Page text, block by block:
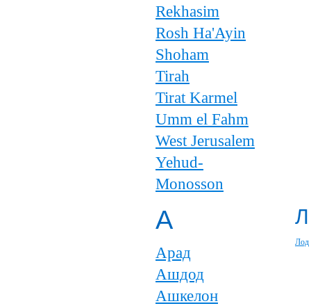
Rekhasim
Rosh Ha'Ayin
Shoham
Tirah
Tirat Karmel
Umm el Fahm
West Jerusalem
Yehud-
Monosson
А
Арад
Ашдод
Ашкелон
Л
Лод